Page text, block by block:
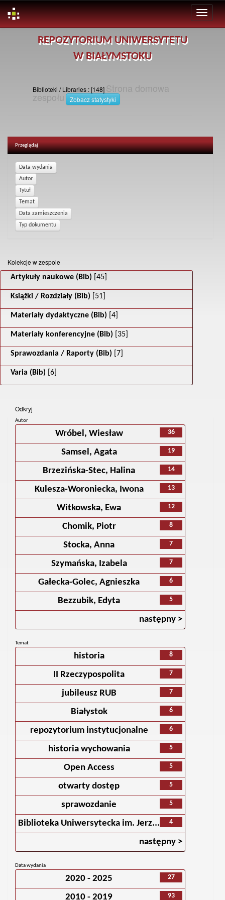
REPOZYTORIUM UNIWERSYTETU
W BIAŁYMSTOKU
Biblioteki / Libraries : [148] Strona domowa
zespołu Zobacz statystyki
Przeglądaj
Kolekcje w zespole
Artykuły naukowe (Bib) [45]
Książki / Rozdziały (Bib) [51]
Materiały dydaktyczne (Bib) [4]
Materiały konferencyjne (Bib) [35]
Sprawozdania / Raporty (Bib) [7]
Varia (Bib) [6]
Odkryj
Autor
36
Wróbel, Wiesław
19
Samsel, Agata
14
Brzezińska-Stec, Halina
13
Kulesza-Woroniecka, Iwona
12
Witkowska, Ewa
8
Chomik, Piotr
7
Stocka, Anna
7
Szymańska, Izabela
6
Gałecka-Golec, Agnieszka
5
Bezzubik, Edyta
następny >
Temat
8
historia
7
II Rzeczypospolita
7
jubileusz RUB
6
Białystok
6
repozytorium instytucjonalne
5
historia wychowania
5
Open Access
5
otwarty dostęp
5
sprawozdanie
4
Biblioteka Uniwersytecka im. Jerz...
następny >
Data wydania
27
2020 - 2025
93
2010 - 2019